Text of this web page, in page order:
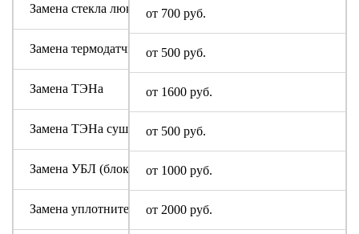
от 700 руб.
от 500 руб.
от 1600 руб.
от 500 руб.
от 1000 руб.
от 2000 руб.
Замена стекла люка
Замена термодатчика
Замена ТЭНа
Замена ТЭНа сушки
Замена УБЛ (блокировки люка)
Замена уплотнительной резины люка (манжеты)